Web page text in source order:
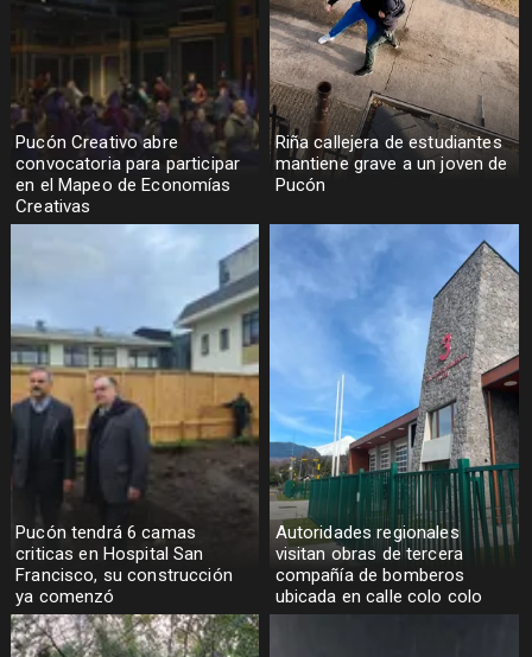
Pucón Creativo abre
convocatoria para participar
en el Mapeo de Economías
Creativas
Riña callejera de estudiantes
mantiene grave a un joven de
Pucón
Pucón tendrá 6 camas
criticas en Hospital San
Francisco, su construcción
ya comenzó
Autoridades regionales
visitan obras de tercera
compañía de bomberos
ubicada en calle colo colo